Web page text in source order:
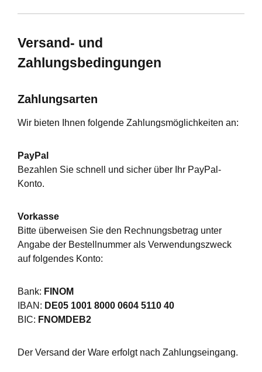
Versand- und
Zahlungsbedingungen
Zahlungsarten
Wir bieten Ihnen folgende Zahlungsmöglichkeiten an:
PayPal
Bezahlen Sie schnell und sicher über Ihr PayPal-
Konto.
Vorkasse
Bitte überweisen Sie den Rechnungsbetrag unter
Angabe der Bestellnummer als Verwendungszweck
auf folgendes Konto:
Bank: FINOM
IBAN: DE05 1001 8000 0604 5110 40
BIC: FNOMDEB2
Der Versand der Ware erfolgt nach Zahlungseingang.